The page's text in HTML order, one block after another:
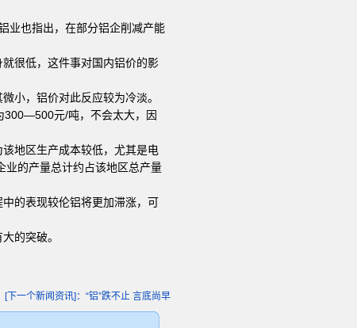
业也指出，在部分铝企削减产能
很低，这件事对国内铝价的影
小，铝价对此反应较为冷淡。
300—500元/吨，不会太大，因
地区生产成本较低，尤其是电
的产量总计约占该地区总产量
的表现较伦铝将更加滞涨，可
的突破。
[下一个新闻资讯]：“铝”跌不止 言底尚早